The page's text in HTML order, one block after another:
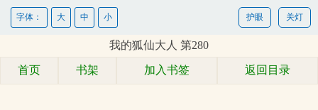
关灯
护眼
字体： 大 中 小
我的狐仙大人 第280
首页 书架 加入书签 返回目录